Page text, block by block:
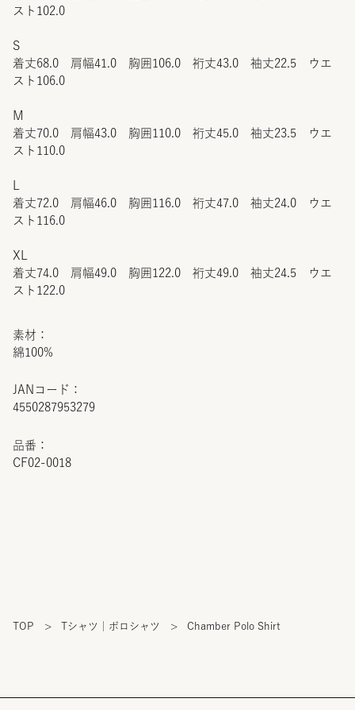
JANコード：
4550287953279
品番：
CF02-0018
スト102.0
S
着丈68.0 肩幅41.0 胸囲106.0 裄丈43.0 袖丈22.5 ウエ
スト106.0
M
着丈70.0 肩幅43.0 胸囲110.0 裄丈45.0 袖丈23.5 ウエ
スト110.0
着丈72.0 肩幅46.0 胸囲116.0 裄丈47.0 袖丈24.0 ウエ
スト116.0
XL
着丈74.0 肩幅49.0 胸囲122.0 裄丈49.0 袖丈24.5 ウエ
スト122.0
素材：
綿100%
TOP > Tシャツ｜ポロシャツ > Chamber Polo Shirt